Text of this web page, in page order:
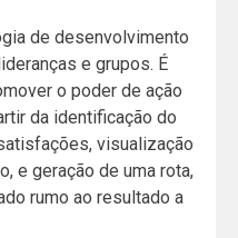
de desenvolvimento
e grupos. É
o poder de ação
da identificação do
visualização
e geração de uma rota,
rumo ao resultado a